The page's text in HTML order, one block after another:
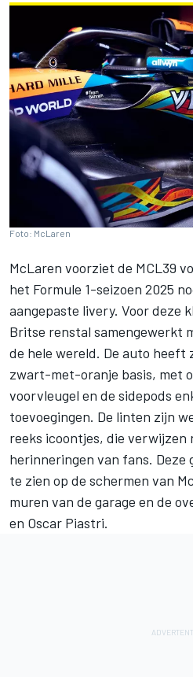
Foto: McLaren
McLaren voorziet de MCL39
het Formule 1-seizoen 2025
aangepaste livery. Voor deze
Britse renstal samengewerkt
de hele wereld. De auto heeft
zwart-met-oranje basis, met
voorvleugel en de sidepods
toevoegingen. De linten zijn
reeks icoontjes, die verwijzen
herinneringen van fans. Deze
te zien op de schermen van
muren van de garage en de
en Oscar Piastri.